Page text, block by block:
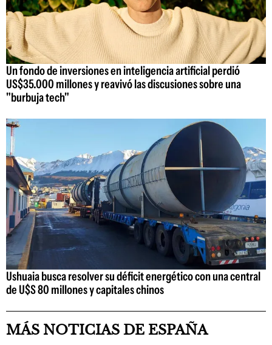
Un fondo de inversiones en inteligencia artificial perdió
US$35.000 millones y reavivó las discusiones sobre una
"burbuja tech"
Ushuaia busca resolver su déficit energético con una central
de U$S 80 millones y capitales chinos
MÁS NOTICIAS DE ESPAÑA